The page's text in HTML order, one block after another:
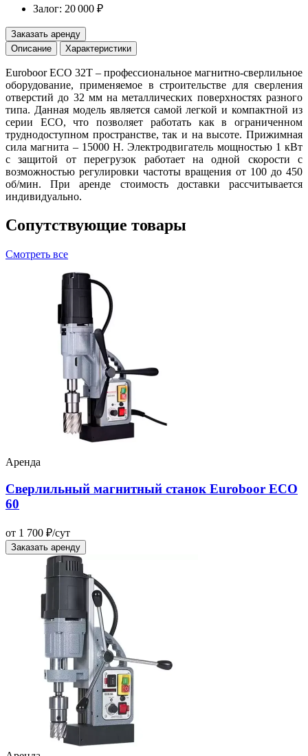
Залог: 20 000 ₽
Заказать аренду
Описание
Характеристики
Euroboor ECO 32T – профессиональное магнитно-сверлильное
оборудование, применяемое в строительстве для сверления
отверстий до 32 мм на металлических поверхностях разного
типа. Данная модель является самой легкой и компактной из
серии ECO, что позволяет работать как в ограниченном
труднодоступном пространстве, так и на высоте. Прижимная
сила магнита – 15000 Н. Электродвигатель мощностью 1 кВт
с защитой от перегрузок работает на одной скорости с
возможностью регулировки частоты вращения от 100 до 450
об/мин. При аренде стоимость доставки рассчитывается
индивидуально.
Сопутствующие товары
Смотреть все
Аренда
Сверлильный магнитный станок Euroboor ECO
60
от 1 700 ₽/сут
Заказать аренду